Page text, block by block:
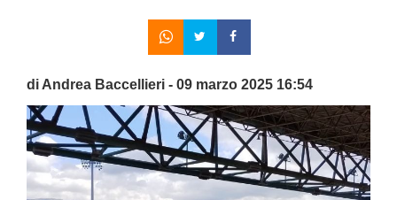
di Andrea Baccellieri - 09 marzo 2025 16:54